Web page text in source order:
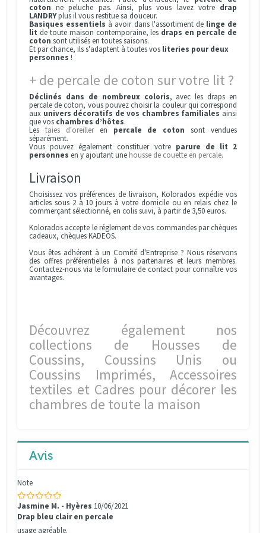
coton ne peluche pas. Ainsi, plus vous lavez votre drap
LANDRYplus il vous restitue sa douceur.
Basiques essentiels à avoir dans l'assortiment de linge de
lit de toute maison contemporaine, les draps en percale de
coton sont utilisés en toutes saisons.
Et par chance, ils s'adaptent à toutes vos literies pour deux
personnes !
+ de percale de coton sur votre lit ?
Déclinés dans de nombreux coloris, avec les draps en
percale de coton, vous pouvez choisir la couleur qui correspond
aux univers décoratifs de vos chambres familiales ainsi
que vos chambres d’hôtes.
Les taies d'oreilleren percale de coton sont vendues
séparément.
Vous pouvez également constituer votre parure de lit 2
personnes en y ajoutant une housse de couette en percale.
Livraison
Choisissez vos préférences de livraison, Kolorados expédie vos
articles sous 2 à 10 jours à votre domicile ou en relais chez le
commerçant sélectionné, en colis suivi, à partir de 3,50 euros.
Kolorados accepte le réglement de vos commandes par chèques
cadeaux, chèques KADEOS.
Vous êtes adhérent à un Comité d'Entreprise ? Nous réservons
des offres préférentielles à nos partenaires et leurs membres.
Contactez-nous via le formulaire de contact pour connaître vos
avantages.
Découvrez également nos
collections de Housses de
Coussins, Coussins Unis ou
Coussins Imprimés, Accessoires
textiles et Cadres pour décorer les
chambres de toute la maison
Avis
Note
Jasmine M. - Hyères 10/06/2021
Drap bleu clair en percale
usage agréable.